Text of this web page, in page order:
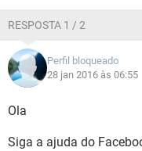
RESPOSTA 1 / 2
Perfil bloqueado
28 jan 2016 às 06:55
Ola
Siga a ajuda do